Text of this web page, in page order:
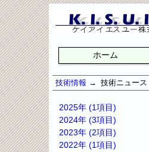
ー
シ
ョ
ン
を
省
ホーム
技術情報 技術ニュース
2025年 (1項目)
2024年 (3項目)
2023年 (2項目)
2022年 (1項目)